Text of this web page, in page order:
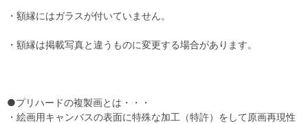
・額縁にはガラスが付いていません。
・額縁は掲載写真と違うものに変更する場合があります。
●プリハードの複製画とは・・・
・絵画用キャンバスの表面に特殊な加工（特許）をして原画再現性